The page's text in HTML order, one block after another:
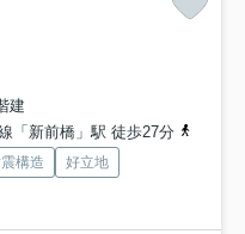
建
「新前橋」駅 徒歩27分
構造
好立地